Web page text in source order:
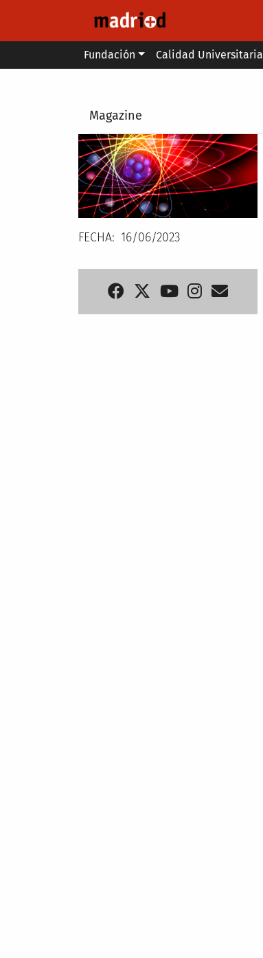
Main menu
Fundación Calidad Universitaria
Magazine
FECHA 16/06/2023